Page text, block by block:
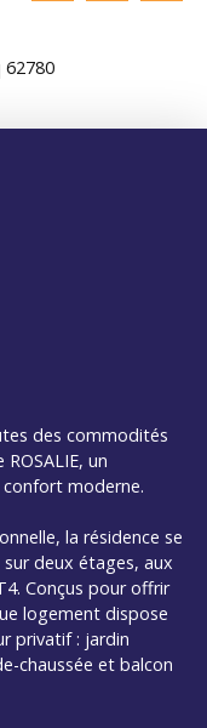
62780
des commodités
un
moderne.
la résidence se
deux étages, aux
Conçus pour offrir
logement dispose
privatif : jardin
chaussée et balcon